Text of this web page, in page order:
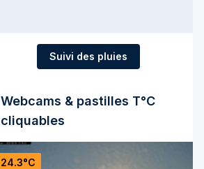
Suivi des pluies
Webcams & pastilles T°C
cliquables
24.3°C